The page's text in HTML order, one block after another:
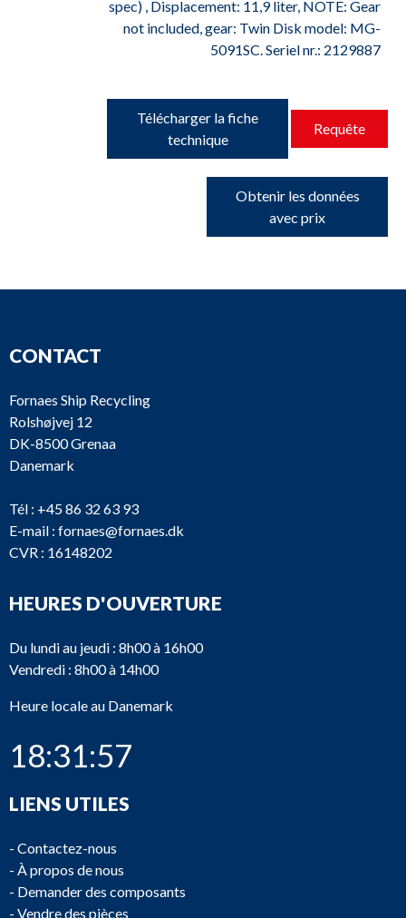
spec) , Displacement: 11,9 liter, NOTE: Gear
not included, gear: Twin Disk model: MG-
5091SC. Seriel nr.: 2129887
Télécharger la fiche
technique
Requête
Obtenir les données
avec prix
CONTACT
Fornaes Ship Recycling
Rolshøjvej 12
DK-8500 Grenaa
Danemark
Tél : +45 86 32 63 93
E-mail : fornaes@fornaes.dk
CVR : 16148202
HEURES D'OUVERTURE
Du lundi au jeudi : 8h00 à 16h00
Vendredi : 8h00 à 14h00
Heure locale au Danemark
18:31:57
LIENS UTILES
- Contactez-nous
- À propos de nous
- Demander des composants
- Vendre des pièces